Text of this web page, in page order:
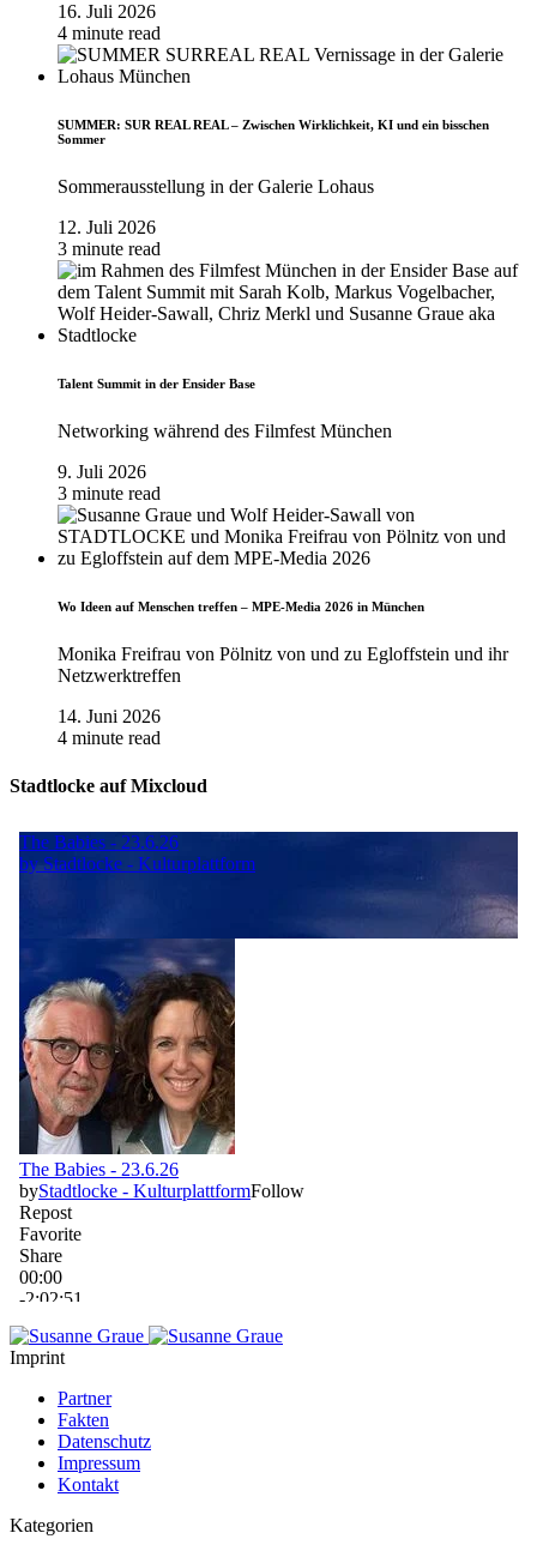
16. Juli 2026
4 minute read
SUMMER: SUR REAL REAL – Zwischen Wirklichkeit, KI und ein bisschen
Sommer
Sommerausstellung in der Galerie Lohaus
12. Juli 2026
3 minute read
Talent Summit in der Ensider Base
Networking während des Filmfest München
9. Juli 2026
3 minute read
Wo Ideen auf Menschen treffen – MPE-Media 2026 in München
Monika Freifrau von Pölnitz von und zu Egloffstein und ihr
Netzwerktreffen
14. Juni 2026
4 minute read
Stadtlocke auf Mixcloud
Imprint
Partner
Fakten
Datenschutz
Impressum
Kontakt
Kategorien